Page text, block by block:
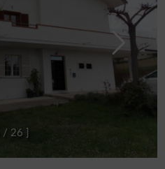
/ 26